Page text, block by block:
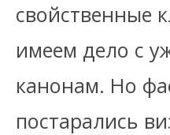
свойственные
имеем дело с
канонам. Но
постарались